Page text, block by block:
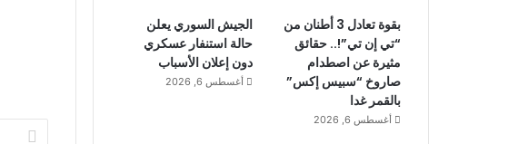
بقوة تعادل 3 أطنان من
“تي إن تي”!.. حقائق
مثيرة عن اصطدام
صاروخ “سبيس إكس”
بالقمر غدا
أغسطس 6, 2026
الجيش السوري يعلن
حالة استنفار عسكري
دون إعلان الأسباب
أغسطس 6, 2026